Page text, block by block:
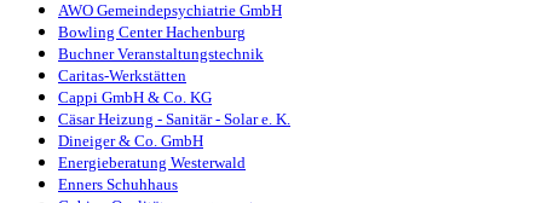
AWO Gemeindepsychiatrie GmbH
Bowling Center Hachenburg
BuchnerVeranstaltungstechnik
Caritas-Werkstätten
Cappi GmbH & Co. KG
Cäsar Heizung - Sanitär - Solar e. K.
Dineiger & Co. GmbH
Energieberatung Westerwald
Enners Schuhhaus